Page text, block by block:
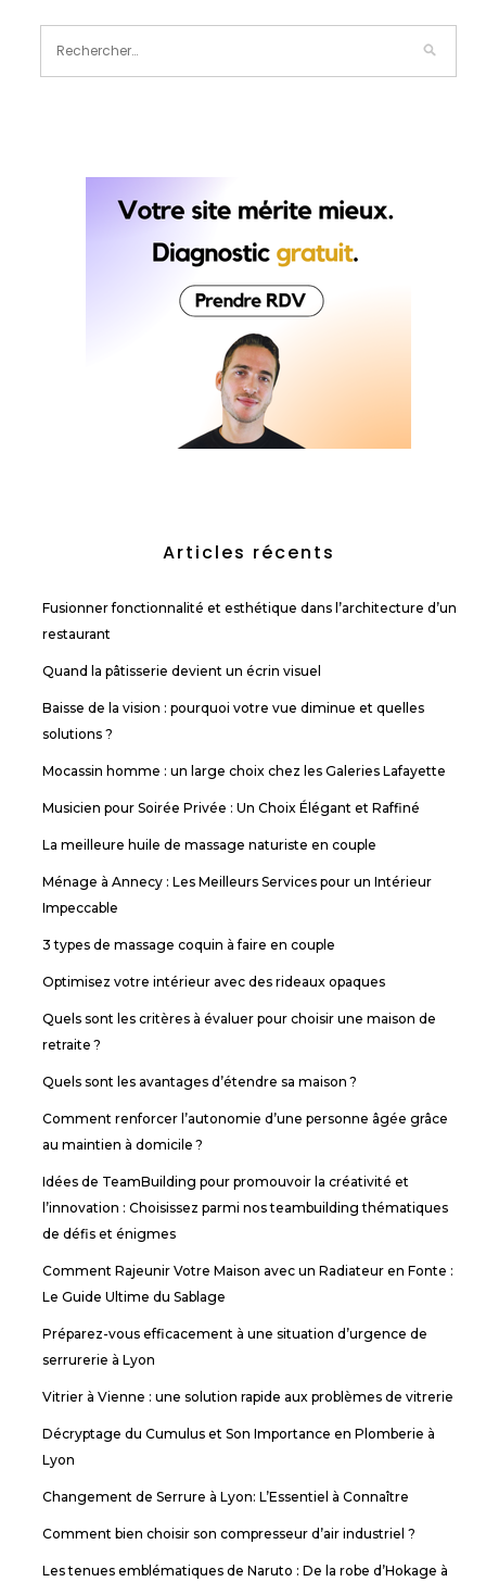
Articles récents
Fusionner fonctionnalité et esthétique dans l’architecture d’un
restaurant
Quand la pâtisserie devient un écrin visuel
Baisse de la vision : pourquoi votre vue diminue et quelles
solutions ?
Mocassin homme : un large choix chez les Galeries Lafayette
Musicien pour Soirée Privée : Un Choix Élégant et Raffiné
La meilleure huile de massage naturiste en couple
Ménage à Annecy : Les Meilleurs Services pour un Intérieur
Impeccable
3 types de massage coquin à faire en couple
Optimisez votre intérieur avec des rideaux opaques
Quels sont les critères à évaluer pour choisir une maison de
retraite ?
Quels sont les avantages d’étendre sa maison ?
Comment renforcer l’autonomie d’une personne âgée grâce
au maintien à domicile ?
Idées de TeamBuilding pour promouvoir la créativité et
l’innovation : Choisissez parmi nos teambuilding thématiques
de défis et énigmes
Comment Rajeunir Votre Maison avec un Radiateur en Fonte :
Le Guide Ultime du Sablage
Préparez-vous efficacement à une situation d’urgence de
serrurerie à Lyon
Vitrier à Vienne : une solution rapide aux problèmes de vitrerie
Décryptage du Cumulus et Son Importance en Plomberie à
Lyon
Changement de Serrure à Lyon: L’Essentiel à Connaître
Comment bien choisir son compresseur d’air industriel ?
Les tenues emblématiques de Naruto : De la robe d’Hokage à